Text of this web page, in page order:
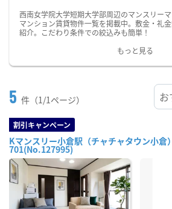
西南女学院大学短期大学部周辺のマンスリー
マンション賃貸物件一覧を掲載中。敷金・礼
紹介。こだわり条件での絞込みも簡単！
もっと見る
5 件（1/1ページ）
割引キャンペーン
Kマンスリー小倉駅（チャチャタウン小倉
701(No.127995)